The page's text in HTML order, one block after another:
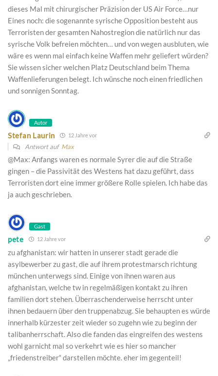
dieses Mal mit chirurgischer Präzision der US Air Force…nur
Eines noch: die sogenannte syrische Opposition besteht aus
Terroristen der gesamten Nahostregion die natürlich nur das
syrische Volk befreien möchten… und von wegen ausbluten, wie
wäre es wenn mal einfach keine Waffen mehr geliefert würden?
Sie wissen sicher welchen Platz Deutschland beim Thema
Waffenlieferungen belegt. Ich wünsche noch einen friedlichen
und sonnigen Sonntag.
Autor
Stefan Laurin 12 Jahre vor
Antwort auf Max
@Max: Anfangs waren es normale Syrer die auf die Straße
gingen – die Passivität des Westens hat dazu geführt, dass
Terroristen dort eine immer größere Rolle spielen. Ich habe das
ja auch geschrieben.
Gast
pete 12 Jahre vor
zu afghanistan: wir hatten in unserer stadt gerade die
asylbewerber zu gast, die auf ihrem protestmarsch richtung
münchen unterwegs sind. Einige von ihnen waren aus
afghanistan, welche tw in regelmäßigen kontakt zu ihren
familien dort stehen. Überraschenderweise herrscht unter
ihnen bedauern über den truppenabzug. Sie behaupten es würde
innerhalb kürzester zeit wieder so zugehn wie zu beginn der
talibanherrschaft. Also die fanden das eingreifen des westens
wohl garnicht mal so verkehrt wie es hier so mancher
„friedenstreiber“ darstellen möchte. eher im gegenteil!